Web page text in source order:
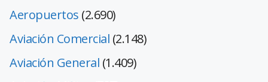
Aeropuertos (2.690)
Aviación Comercial (2.148)
Aviación General (1.409)